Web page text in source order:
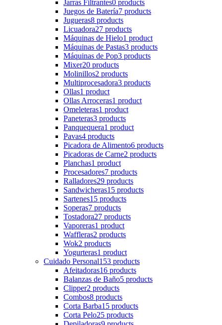
Jarras Filtrantes0 products
Juegos de Batería7 products
Jugueras8 products
Licuadora27 products
Máquinas de Hielo1 product
Máquinas de Pastas3 products
Máquinas de Pop3 products
Mixer20 products
Molinillos2 products
Multiprocesadora3 products
Ollas1 product
Ollas Arroceras1 product
Omeleteras1 product
Paneteras3 products
Panquequera1 product
Pavas4 products
Picadora de Alimento6 products
Picadoras de Carne2 products
Planchas1 product
Procesadores7 products
Ralladores29 products
Sandwicheras15 products
Sartenes15 products
Soperas7 products
Tostadora27 products
Vaporeras1 product
Waffleras2 products
Wok2 products
Yogurteras1 product
Cuidado Personal153 products
Afeitadoras16 products
Balanzas de Baño5 products
Clipper2 products
Combos8 products
Corta Barba15 products
Corta Pelo25 products